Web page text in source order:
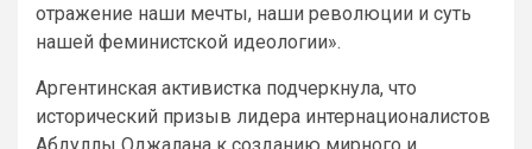
отражение наши мечты, наши революции и суть
нашей феминистской идеологии».
Аргентинская активистка подчеркнула, что
исторический призыв лидера интернационалистов